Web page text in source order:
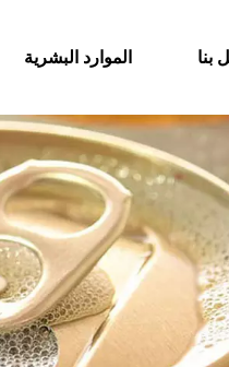
الموارد البشرية بنا